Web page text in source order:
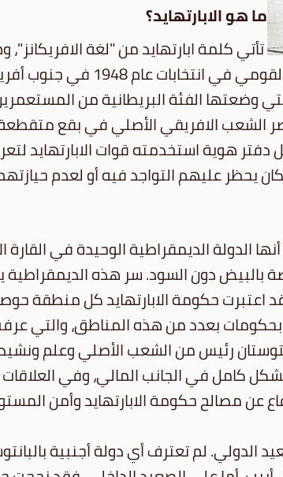
ما هو الابارتهايد؟
تأتي كلمة ابارتهايد من "لغة
التفرقة. فعندما
وضعتها الفئة البريطانية من المستعمرين
دفتر هوية استخدمته قوات الابارتهايد
يحظر عليهم التواجد فيه أو لعدم
الدولة الديمقراطية الوحيدة في
بالبيض دون السود. سر هذه
فقد اعتبرت حكومة الابارتهايد كل
رئيس من الشعب الأصلي وعلم
كامل في الجانب المالي، وفي
عن مصالح حكومة الابارتهايد وأمن
الدولي. لم تعترف أي دولة أجنبية